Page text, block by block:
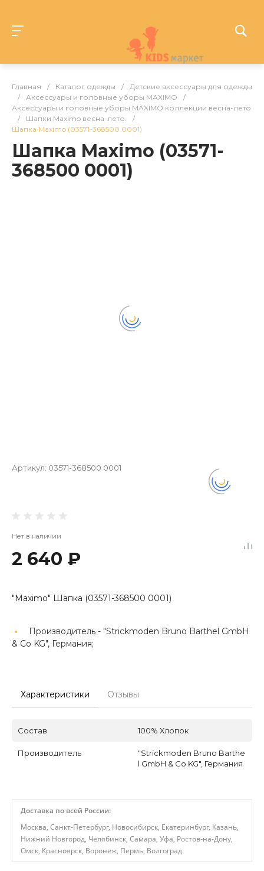
Главная / Каталог одежды /
Детские аксессуары для одежды
/
Аксессуары и головные уборы MAXIMO
/
Аксессуары и головные уборы MAXIMO коллекции весна-лето
/
Шапки Maximo весна-лето.
/
Шапка Maximo (03571-368500 0001)
Шапка Maximo (03571-
368500 0001)
Артикул: 03571-368500 0001
Нет в наличии
2 640 ₽
"Maximo" Шапка (03571-368500 0001)
Производитель - "Strickmoden Bruno Barthel GmbH
& Co KG", Германия;
Характеристики Отзывы
Состав 100% Хлопок
Производитель
"Strickmoden Bruno Barthe
l GmbH & Co KG", Германия
Доставка по всей России:
Москва, Санкт-Петербург, Новосибирск, Екатеринбург, Казань,
Нижний Новгород, Челябинск, Самара, Уфа, Ростов-на-Дону,
Омск, Красноярск, Воронеж, Пермь, Волгоград